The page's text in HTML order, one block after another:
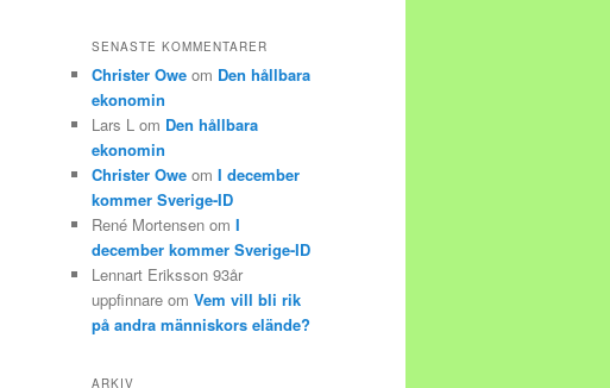
SENASTE KOMMENTARER
Christer Owe om Den hållbara
ekonomin
Lars L om Den hållbara
ekonomin
Christer Owe om I december
kommer Sverige-ID
René Mortensen om I
december kommer Sverige-ID
Lennart Eriksson 93år
uppfinnare om Vem vill bli rik
på andra människors elände?
ARKIV